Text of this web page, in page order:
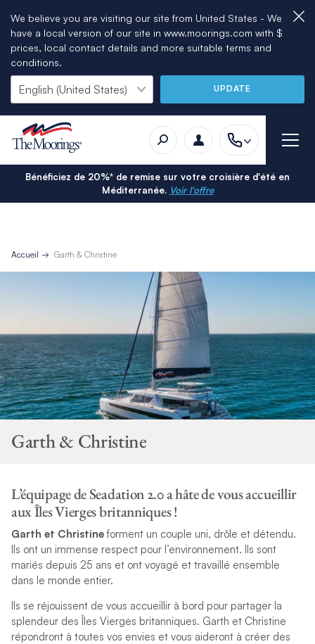
We believe you are visiting our site from United States - We
have a local version of our site in www.moorings.com with $
prices, local contact details and more suitable terms and
conditions.
UPDATE
Bénéficiez de 20%* de remise sur votre croisière d'été en
Méditerranée. Voir l'offre
Accueil Garth & Christine
Garth & Christine
L’équipage de Seadation 2.0 a hâte de vous accueillir
aux Îles Vierges britanniques !
Garth et Christineforment un couple uni, drôle et détendu.
Ils ont un immense respect pour l’environnement. Ils sont
mariés depuis 25 ans et ont voyagé et travaillé ensemble
dans le monde entier.
Ils se réjouissent de vous accueillir à bord pour partager la
splendeur des Îles Vierges britanniques. Garth et Christine
répondront à toutes vos envies et vous aideront à créer des